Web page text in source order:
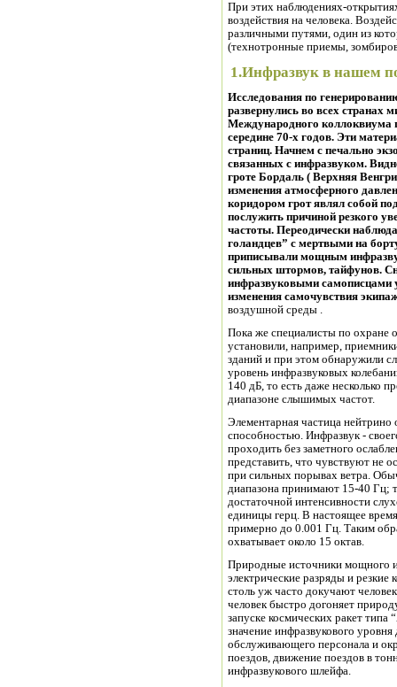
При этих наблюдениях-
воздействия на человека.
различными путями, один из
(технотронные приемы,
1.Инфразвук в нашем
Исследования по
развернулись во всех
Международного коллоквиума
середине 70-х годов. Эти
страниц. Начнем с печально
связанных с инфразвуком.
гроте Бордаль ( Верхняя
изменения атмосферного
коридором грот являл собой
послужить причиной резкого
частоты. Переодически
голандцев” с мертвыми на
приписывали мощным
сильных штормов, тайфунов.
инфразвуковыми самописцами
изменения самочувствия
воздушной среды .
Пока же специалисты по охране
установили, например,
зданий и при этом обнаружили
уровень инфразвуковых
140 дБ, то есть даже несколько
диапазоне слышимых частот.
Элементарная частица
способностью. Инфразвук -
проходить без заметного
представить, что чувствуют не
при сильных порывах ветра.
диапазона принимают 15-40 Гц;
достаточной интенсивности
единицы герц. В настоящее
примерно до 0.001 Гц. Таким
охватывает около 15 октав.
Природные источники мощного
электрические разряды и резкие
столь уж часто докучают
человек быстро догоняет
запуске космических ракет
значение инфразвукового
обслуживающего персонала и
поездов, движение поездов в
инфразвукового шлейфа.